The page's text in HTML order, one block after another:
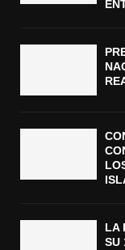
LA
SU